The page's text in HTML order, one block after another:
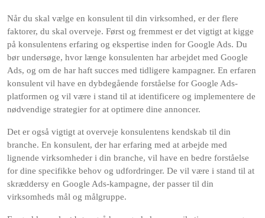
Når du skal vælge en konsulent til din virksomhed, er der flere
faktorer, du skal overveje. Først og fremmest er det vigtigt at kigge
på konsulentens erfaring og ekspertise inden for Google Ads. Du
bør undersøge, hvor længe konsulenten har arbejdet med Google
Ads, og om de har haft succes med tidligere kampagner. En erfaren
konsulent vil have en dybdegående forståelse for Google Ads-
platformen og vil være i stand til at identificere og implementere de
nødvendige strategier for at optimere dine annoncer.
Det er også vigtigt at overveje konsulentens kendskab til din
branche. En konsulent, der har erfaring med at arbejde med
lignende virksomheder i din branche, vil have en bedre forståelse
for dine specifikke behov og udfordringer. De vil være i stand til at
skræddersy en Google Ads-kampagne, der passer til din
virksomheds mål og målgruppe.